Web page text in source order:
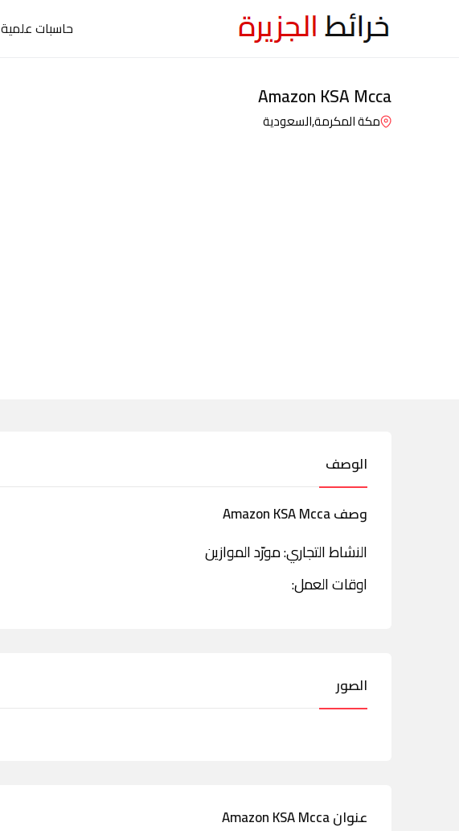
حاسبات علمية
Amazon KSA Mcca
مكة المكرمة,السعودية
الوصف
وصف Amazon KSA Mcca
النشاط التجاري: مورّد الموازين
اوقات العمل:
الصور
عنوان Amazon KSA Mcca